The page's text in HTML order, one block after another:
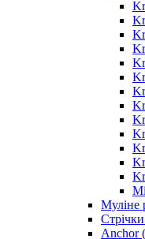
Муліне
Anchor